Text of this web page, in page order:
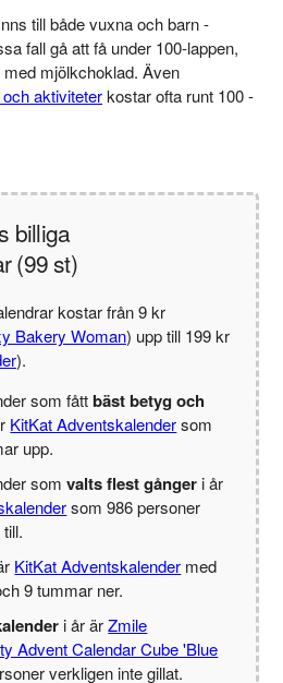
till både vuxna och barn -
fall gå att få under 100-lappen,
mjölkchoklad. Även
aktiviteterkostar ofta runt 100 -
billiga
(99 st)
kostar från 9 kr
Bakery Woman) upp till 199 kr
).
som fåttbäst betyg och
KitKat Adventskalendersom
upp.
somvalts flest gångeri år
som 986 personer
KitKat Adventskalender med
9 tummar ner.
i år ärZmile
Advent Calendar Cube 'Blue
verkligen inte gillat.